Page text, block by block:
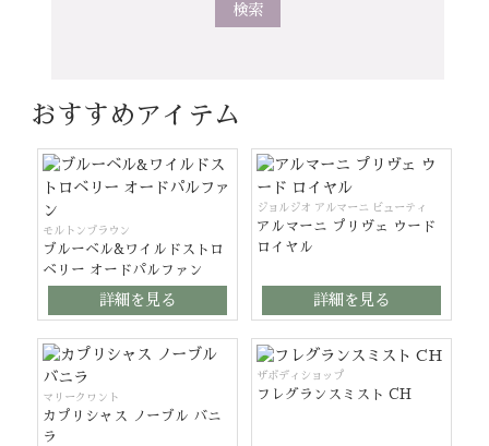
おすすめアイテム
モルトンブラウン
ブルーベル&ワイルドストロ
ベリー オードパルファン
詳細を見る
ジョルジオ アルマーニ ビューティ
アルマーニ プリヴェ ウード
ロイヤル
詳細を見る
マリークヮント
カプリシャス ノーブル バニ
ラ
ザボディショップ
フレグランスミスト CH